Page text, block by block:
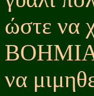
ώστε να
ΒΟΗΜΙΑΣ
να